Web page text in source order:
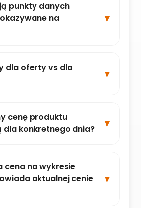
punkty danych
na
dla oferty vs dla
cenę produktu
dla konkretnego dnia?
cena na wykresie
aktualnej cenie